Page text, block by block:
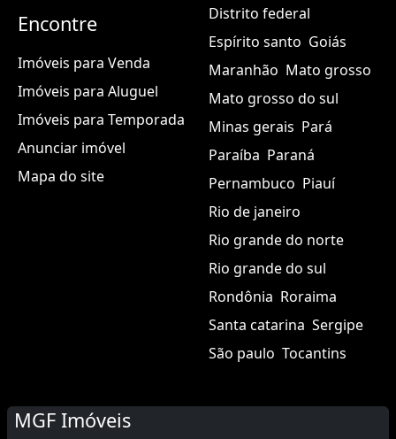
Encontre
Imóveis para Venda
Imóveis para Aluguel
Imóveis para Temporada
Anunciar imóvel
Mapa do site
Distrito federal
Espírito santo Goiás
Maranhão Mato grosso
Mato grosso do sul
Minas gerais Pará
Paraíba Paraná
Pernambuco Piauí
Rio de janeiro
Rio grande do norte
Rio grande do sul
Rondônia Roraima
Santa catarina Sergipe
São paulo Tocantins
MGF Imóveis